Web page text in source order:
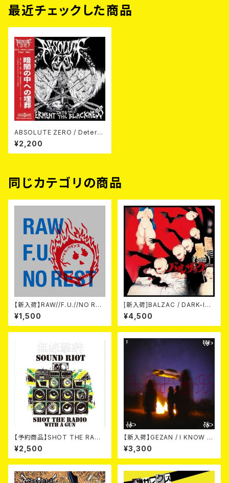
最近チェックした商品
ABSOLUTE ZERO / Determ
ent Into The Blackness CD
¥2,200
同じカテゴリの商品
【新入荷】RAW//F.U.//NO RES
T / 3way split EP ハード ラッ
ク ダンス (CD)
¥1,500
[新入荷]BALZAC / DARK-IS
M -20th Anniversary Comp
ilation- (2CD)
¥4,500
【予約商品】SHOT THE RADI
O WITH A GUN / SOUND RI
OT (CD)【8月８日発売】
¥2,500
【新入荷】GEZAN / I KNOW H
OW NOW (CD)
¥3,300